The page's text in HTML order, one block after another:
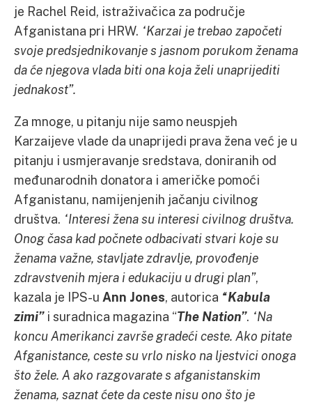
je Rachel Reid, istraživačica za područje
Afganistana pri HRW. “Karzai je trebao započeti
svoje predsjednikovanje s jasnom porukom ženama
da će njegova vlada biti ona koja želi unaprijediti
jednakost”.
Za mnoge, u pitanju nije samo neuspjeh
Karzaijeve vlade da unaprijedi prava žena već je u
pitanju i usmjeravanje sredstava, doniranih od
međunarodnih donatora i američke pomoći
Afganistanu, namijenjenih jačanju civilnog
društva. “Interesi žena su interesi civilnog društva.
Onog časa kad počnete odbacivati stvari koje su
ženama važne, stavljate zdravlje, provođenje
zdravstvenih mjera i edukaciju u drugi plan”,
kazala je IPS-u Ann Jones, autorica “Kabula
zimi”i suradnica magazina “The Nation”. “Na
koncu Amerikanci završe gradeći ceste. Ako pitate
Afganistance, ceste su vrlo nisko na ljestvici onoga
što žele. A ako razgovarate s afganistanskim
ženama, saznat ćete da ceste nisu ono što je